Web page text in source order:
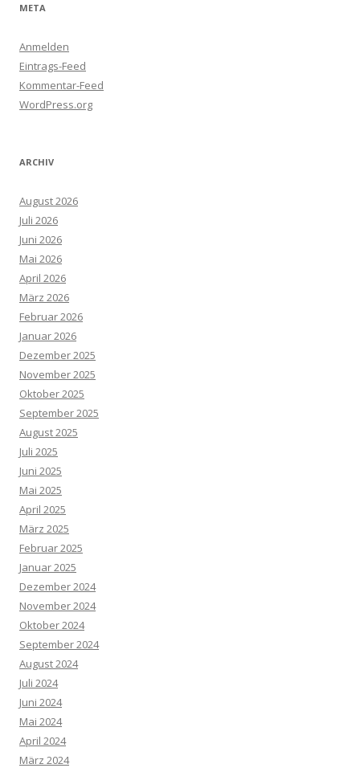
META
Anmelden
Eintrags-Feed
Kommentar-Feed
WordPress.org
ARCHIV
August 2026
Juli 2026
Juni 2026
Mai 2026
April 2026
März 2026
Februar 2026
Januar 2026
Dezember 2025
November 2025
Oktober 2025
September 2025
August 2025
Juli 2025
Juni 2025
Mai 2025
April 2025
März 2025
Februar 2025
Januar 2025
Dezember 2024
November 2024
Oktober 2024
September 2024
August 2024
Juli 2024
Juni 2024
Mai 2024
April 2024
März 2024